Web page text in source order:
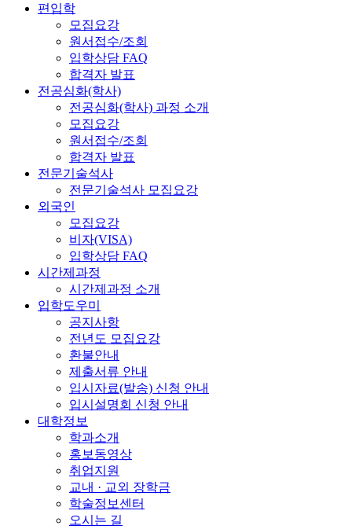
편입학
모집요강
원서접수/조회
입학상담 FAQ
합격자 발표
전공심화(학사)
전공심화(학사) 과정 소개
모집요강
원서접수/조회
합격자 발표
전문기술석사
전문기술석사 모집요강
외국인
모집요강
비자(VISA)
입학상담 FAQ
시간제과정
시간제과정 소개
입학도우미
공지사항
전년도 모집요강
환불안내
제출서류 안내
입시자료(발송) 신청 안내
입시설명회 신청 안내
대학정보
학과소개
홍보동영상
취업지원
교내 · 교외 장학금
학술정보센터
오시는 길